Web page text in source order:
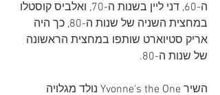
ה-60, דני ליין בשנות ה-70, ואלביס קוסטלו
במחצית השניה של שנות ה-80, כך היה
אריק סטיוארט שותפו במחצית הראשונה
של שנות ה-80.
השיר Yvonne's the One נולד מגלויה